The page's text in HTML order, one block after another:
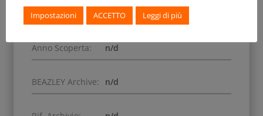
Altra Specifica: n/d
Anno Scoperta: n/d
BEAZLEY Archive: n/d
Impostazioni ACCETTO Leggi di più